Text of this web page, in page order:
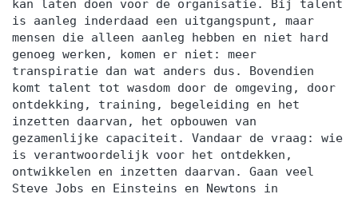
kan laten doen voor de organisatie. Bij talent
is aanleg inderdaad een uitgangspunt, maar
mensen die alleen aanleg hebben en niet hard
genoeg werken, komen er niet: meer
transpiratie dan wat anders dus. Bovendien
komt talent tot wasdom door de omgeving, door
ontdekking, training, begeleiding en het
inzetten daarvan, het opbouwen van
gezamenlijke capaciteit. Vandaar de vraag: wie
is verantwoordelijk voor het ontdekken,
ontwikkelen en inzetten daarvan. Gaan veel
Steve Jobs en Einsteins en Newtons in